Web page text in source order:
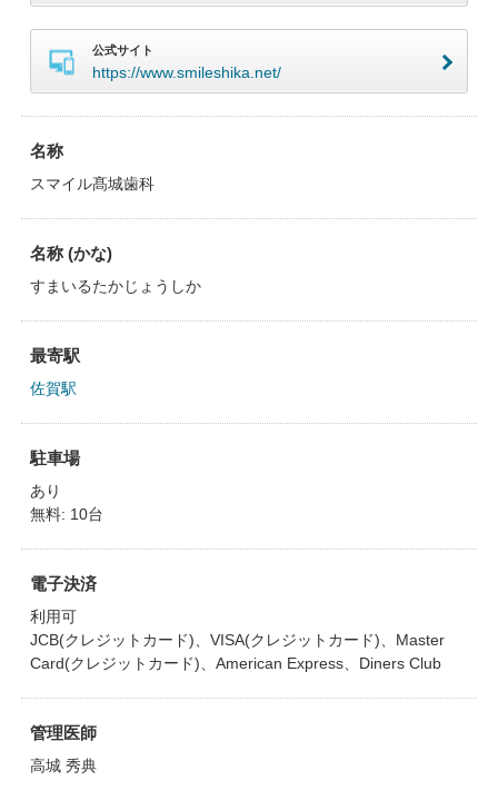
公式サイト
https://www.smileshika.net/
名称
スマイル髙城歯科
名称 (かな)
すまいるたかじょうしか
最寄駅
佐賀駅
駐車場
あり
無料: 10台
電子決済
利用可
JCB(クレジットカード)、VISA(クレジットカード)、Master
Card(クレジットカード)、American Express、Diners Club
管理医師
高城 秀典